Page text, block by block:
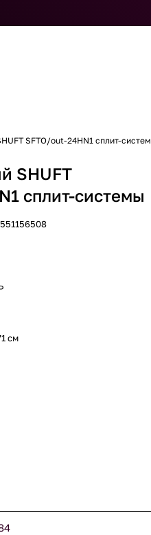
SFTO/out-24HN1 сплит-
SHUFT
сплит-системы
см